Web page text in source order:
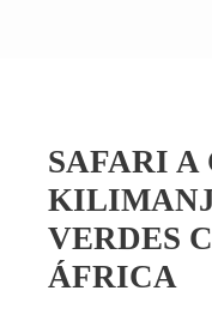
SAFARI
VERDES
ÁFRICA